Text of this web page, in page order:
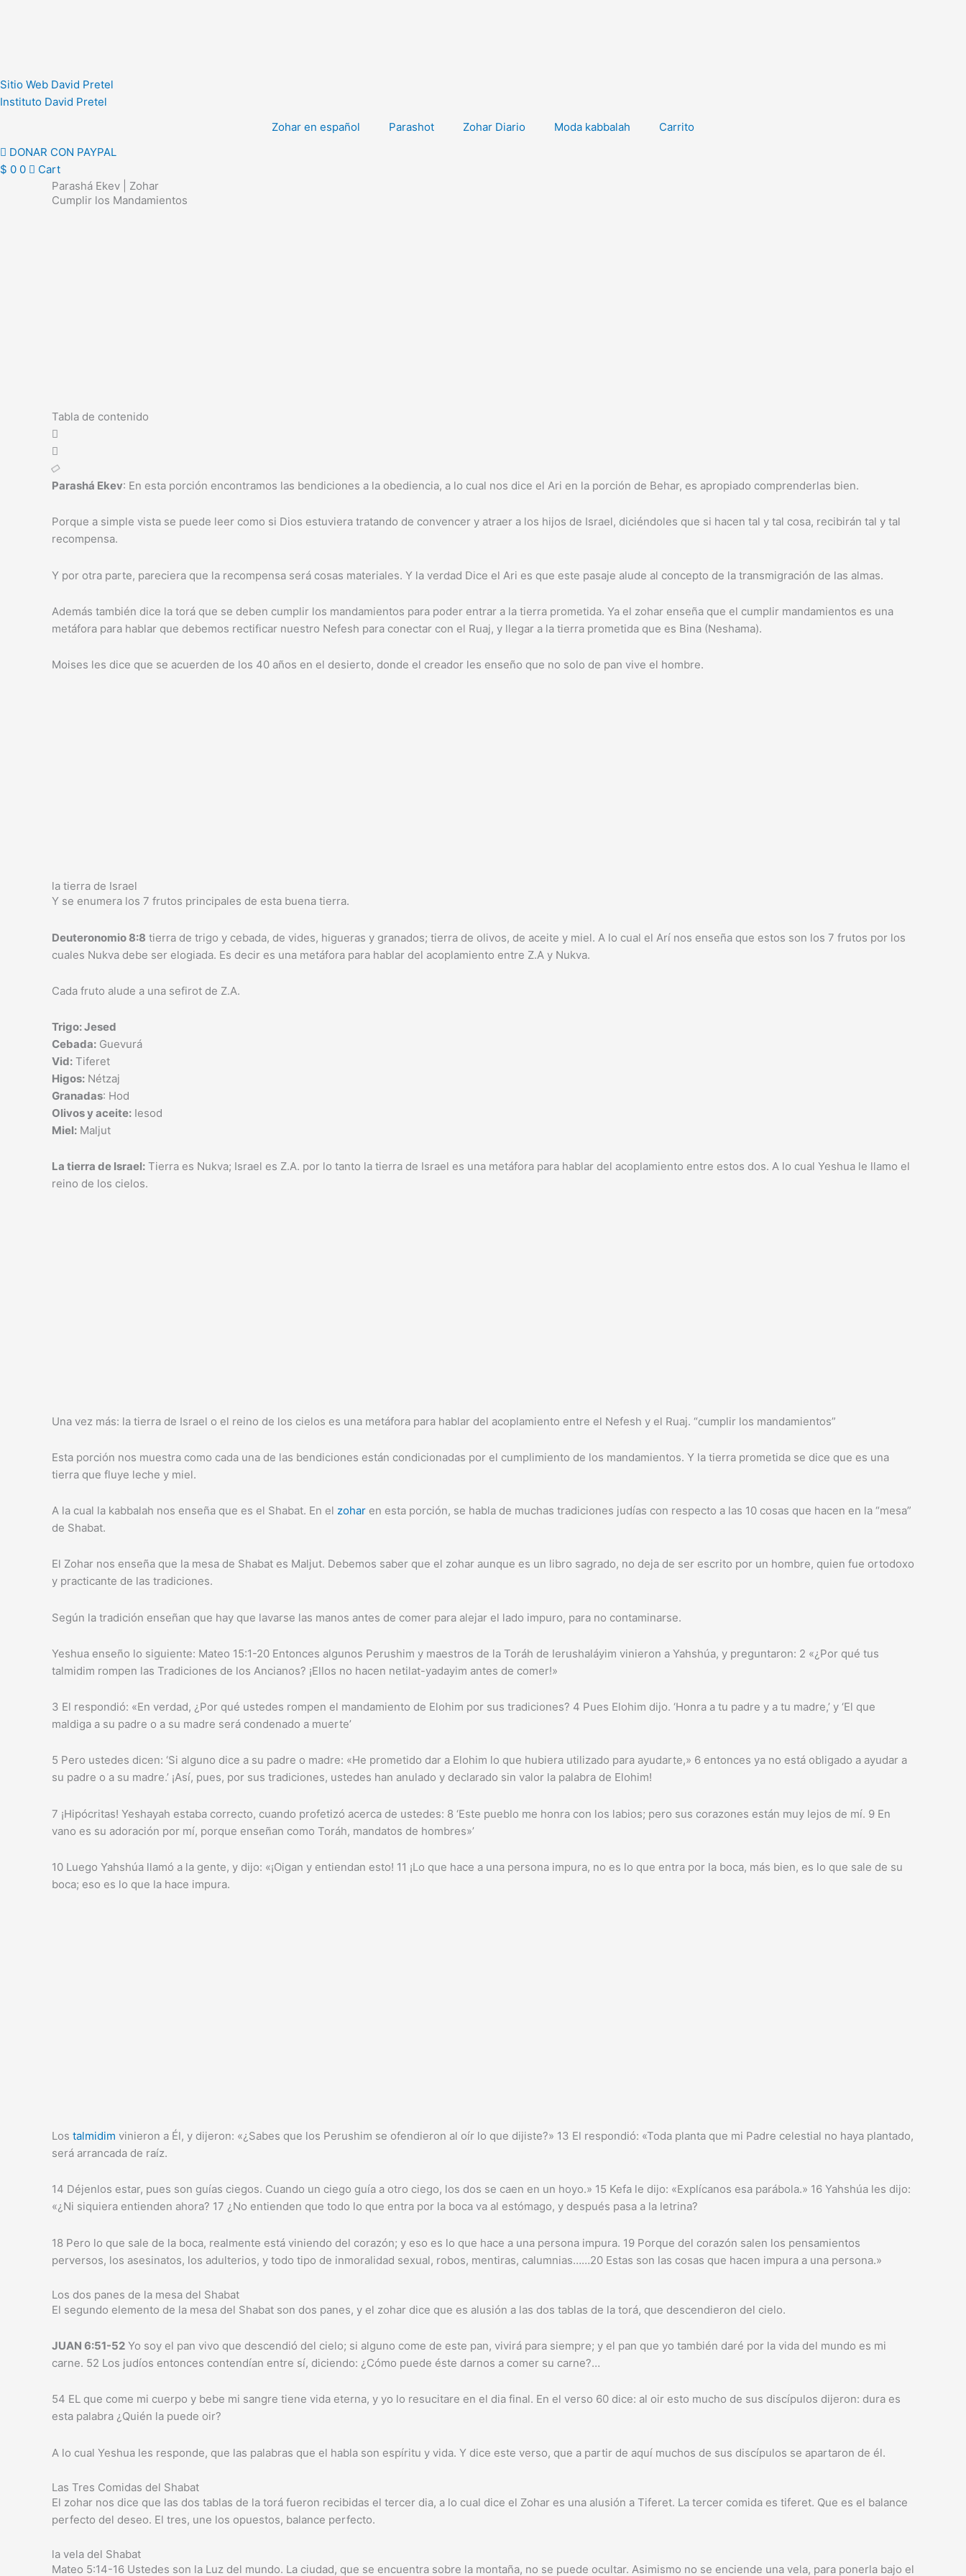
Sitio Web David Pretel
Instituto David Pretel
Zohar en español
Parashot Zohar Diario Moda kabbalah
Carrito
DONAR CON PAYPAL
$ 0 0
Cart
Parashá Ekev | Zohar
Cumplir los Mandamientos
Tabla de contenido
Parashá Ekev: En esta porción encontramos las bendiciones a la obediencia, a lo cual nos dice el Ari en la porción de Behar, es apropiado comprenderlas bien.
Porque a simple vista se puede leer como si Dios estuviera tratando de convencer y atraer a los hijos de Israel, diciéndoles que si hacen tal y tal cosa, recibirán tal y tal
recompensa.
Y por otra parte, pareciera que la recompensa será cosas materiales. Y la verdad Dice el Ari es que este pasaje alude al concepto de la transmigración de las almas.
Además también dice la torá que se deben cumplir los mandamientos para poder entrar a la tierra prometida. Ya el zohar enseña que el cumplir mandamientos es una
metáfora para hablar que debemos rectificar nuestro Nefesh para conectar con el Ruaj, y llegar a la tierra prometida que es Bina (Neshama).
Moises les dice que se acuerden de los 40 años en el desierto, donde el creador les enseño que no solo de pan vive el hombre.
la tierra de Israel
Y se enumera los 7 frutos principales de esta buena tierra.
Deuteronomio 8:8 tierra de trigo y cebada, de vides, higueras y granados; tierra de olivos, de aceite y miel. A lo cual el Arí nos enseña que estos son los 7 frutos por los
cuales Nukva debe ser elogiada. Es decir es una metáfora para hablar del acoplamiento entre Z.A y Nukva.
Cada fruto alude a una sefirot de Z.A.
Trigo: Jesed
Cebada: Guevurá
Vid: Tiferet
Higos: Nétzaj
Granadas: Hod
Olivos y aceite: Iesod
Miel: Maljut
La tierra de Israel: Tierra es Nukva; Israel es Z.A. por lo tanto la tierra de Israel es una metáfora para hablar del acoplamiento entre estos dos. A lo cual Yeshua le llamo el
reino de los cielos.
Una vez más: la tierra de Israel o el reino de los cielos es una metáfora para hablar del acoplamiento entre el Nefesh y el Ruaj. “cumplir los mandamientos”
Esta porción nos muestra como cada una de las bendiciones están condicionadas por el cumplimiento de los mandamientos. Y la tierra prometida se dice que es una
tierra que fluye leche y miel.
A la cual la kabbalah nos enseña que es el Shabat. En el zohar en esta porción, se habla de muchas tradiciones judías con respecto a las 10 cosas que hacen en la “mesa”
de Shabat.
El Zohar nos enseña que la mesa de Shabat es Maljut. Debemos saber que el zohar aunque es un libro sagrado, no deja de ser escrito por un hombre, quien fue ortodoxo
y practicante de las tradiciones.
Según la tradición enseñan que hay que lavarse las manos antes de comer para alejar el lado impuro, para no contaminarse.
Yeshua enseño lo siguiente: Mateo 15:1-20 Entonces algunos Perushim y maestros de la Toráh de Ierushaláyim vinieron a Yahshúa, y preguntaron: 2 «¿Por qué tus
talmidim rompen las Tradiciones de los Ancianos? ¡Ellos no hacen netilat-yadayim antes de comer!»
3 El respondió: «En verdad, ¿Por qué ustedes rompen el mandamiento de Elohim por sus tradiciones? 4 Pues Elohim dijo. ‘Honra a tu padre y a tu madre,’ y ‘El que
maldiga a su padre o a su madre será condenado a muerte’
5 Pero ustedes dicen: ‘Si alguno dice a su padre o madre: «He prometido dar a Elohim lo que hubiera utilizado para ayudarte,» 6 entonces ya no está obligado a ayudar a
su padre o a su madre.’ ¡Así, pues, por sus tradiciones, ustedes han anulado y declarado sin valor la palabra de Elohim!
7 ¡Hipócritas! Yeshayah estaba correcto, cuando profetizó acerca de ustedes: 8 ‘Este pueblo me honra con los labios; pero sus corazones están muy lejos de mí. 9 En
vano es su adoración por mí, porque enseñan como Toráh, mandatos de hombres»’
10 Luego Yahshúa llamó a la gente, y dijo: «¡Oigan y entiendan esto! 11 ¡Lo que hace a una persona impura, no es lo que entra por la boca, más bien, es lo que sale de su
boca; eso es lo que la hace impura.
Los talmidim vinieron a Él, y dijeron: «¿Sabes que los Perushim se ofendieron al oír lo que dijiste?» 13 El respondió: «Toda planta que mi Padre celestial no haya plantado,
será arrancada de raíz.
14 Déjenlos estar, pues son guías ciegos. Cuando un ciego guía a otro ciego, los dos se caen en un hoyo.» 15 Kefa le dijo: «Explícanos esa parábola.» 16 Yahshúa les dijo:
«¿Ni siquiera entienden ahora? 17 ¿No entienden que todo lo que entra por la boca va al estómago, y después pasa a la letrina?
18 Pero lo que sale de la boca, realmente está viniendo del corazón; y eso es lo que hace a una persona impura. 19 Porque del corazón salen los pensamientos
perversos, los asesinatos, los adulterios, y todo tipo de inmoralidad sexual, robos, mentiras, calumnias……20 Estas son las cosas que hacen impura a una persona.»
Los dos panes de la mesa del Shabat
El segundo elemento de la mesa del Shabat son dos panes, y el zohar dice que es alusión a las dos tablas de la torá, que descendieron del cielo.
JUAN 6:51-52 Yo soy el pan vivo que descendió del cielo; si alguno come de este pan, vivirá para siempre; y el pan que yo también daré por la vida del mundo es mi
carne. 52 Los judíos entonces contendían entre sí, diciendo: ¿Cómo puede éste darnos a comer su carne?…
54 EL que come mi cuerpo y bebe mi sangre tiene vida eterna, y yo lo resucitare en el dia final. En el verso 60 dice: al oir esto mucho de sus discípulos dijeron: dura es
esta palabra ¿Quién la puede oir?
A lo cual Yeshua les responde, que las palabras que el habla son espíritu y vida. Y dice este verso, que a partir de aquí muchos de sus discípulos se apartaron de él.
Las Tres Comidas del Shabat
El zohar nos dice que las dos tablas de la torá fueron recibidas el tercer dia, a lo cual dice el Zohar es una alusión a Tiferet. La tercer comida es tiferet. Que es el balance
perfecto del deseo. El tres, une los opuestos, balance perfecto.
la vela del Shabat
Mateo 5:14-16 Ustedes son la Luz del mundo. La ciudad, que se encuentra sobre la montaña, no se puede ocultar. Asimismo no se enciende una vela, para ponerla bajo el